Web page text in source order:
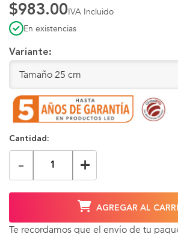
$983.00IVA Incluido
En existencias
Variante:
Cantidad:
- +
AGREGAR AL
Te recordamos que el envío de tu